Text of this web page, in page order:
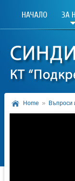
НАЧАЛО ЗА
Home Въпроси